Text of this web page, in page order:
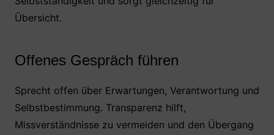
Übersicht.
Offenes Gespräch führen
Sprecht offen über Erwartungen, Verantwortung und
Selbstbestimmung. Transparenz hilft,
Missverständnisse zu vermeiden und den Übergang